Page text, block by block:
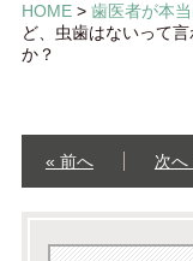
HOME> 歯医者が本
ど、虫歯はないって
か？
« 前へ 次へ